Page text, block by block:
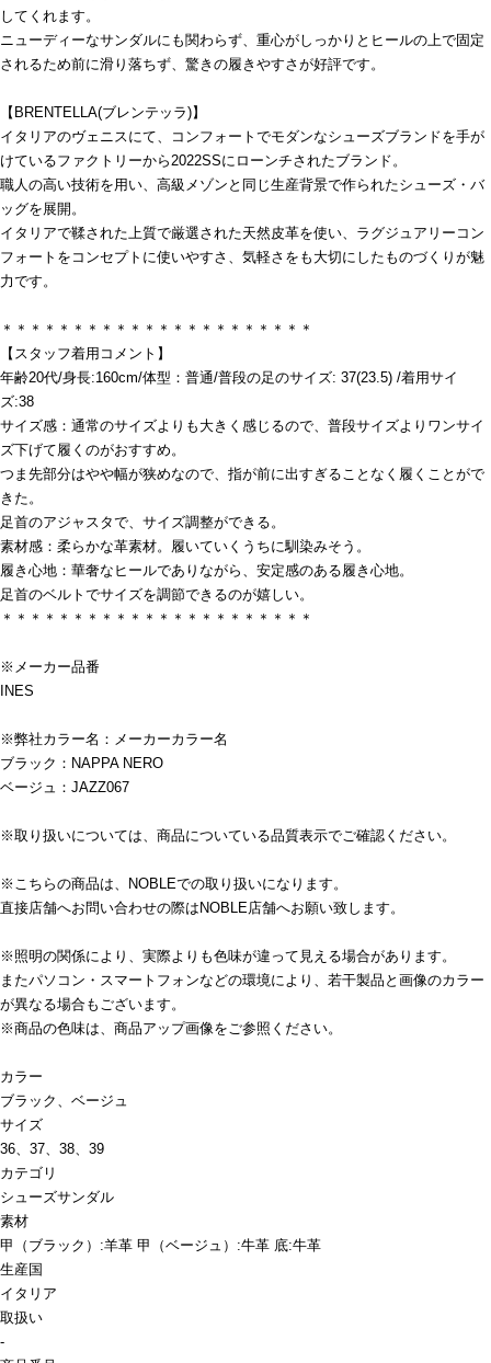
してくれます。
ニューディーなサンダルにも関わらず、重心がしっかりとヒールの上で固定
されるため前に滑り落ちず、驚きの履きやすさが好評です。
【BRENTELLA(ブレンテッラ)】
イタリアのヴェニスにて、コンフォートでモダンなシューズブランドを手が
けているファクトリーから2022SSにローンチされたブランド。
職人の高い技術を用い、高級メゾンと同じ生産背景で作られたシューズ・バ
ッグを展開。
イタリアで鞣された上質で厳選された天然皮革を使い、ラグジュアリーコン
フォートをコンセプトに使いやすさ、気軽さをも大切にしたものづくりが魅
力です。
＊＊＊＊＊＊＊＊＊＊＊＊＊＊＊＊＊＊＊＊＊＊
【スタッフ着用コメント】
年齢20代/身長:160cm/体型：普通/普段の足のサイズ: 37(23.5) /着用サイ
ズ:38
サイズ感：通常のサイズよりも大きく感じるので、普段サイズよりワンサイ
ズ下げて履くのがおすすめ。
つま先部分はやや幅が狭めなので、指が前に出すぎることなく履くことがで
きた。
足首のアジャスタで、サイズ調整ができる。
素材感：柔らかな革素材。履いていくうちに馴染みそう。
履き心地：華奢なヒールでありながら、安定感のある履き心地。
足首のベルトでサイズを調節できるのが嬉しい。
＊＊＊＊＊＊＊＊＊＊＊＊＊＊＊＊＊＊＊＊＊＊
※メーカー品番
INES
※弊社カラー名：メーカーカラー名
ブラック：NAPPA NERO
ベージュ：JAZZ067
※取り扱いについては、商品についている品質表示でご確認ください。
※こちらの商品は、NOBLEでの取り扱いになります。
直接店舗へお問い合わせの際はNOBLE店舗へお願い致します。
※照明の関係により、実際よりも色味が違って見える場合があります。
またパソコン・スマートフォンなどの環境により、若干製品と画像のカラー
が異なる場合もございます。
※商品の色味は、商品アップ画像をご参照ください。
カラー
ブラック、ベージュ
サイズ
36、37、38、39
カテゴリ
シューズサンダル
素材
甲（ブラック）:羊革 甲（ベージュ）:牛革 底:牛革
生産国
イタリア
取扱い
-